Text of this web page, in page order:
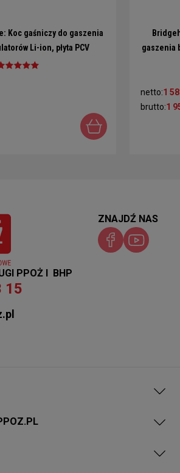
Koc gaśniczy do gaszenia
Li-ion, płyta PCV
15x15cm
gaszenia
netto:1
brutto:1
PPOŻ I BHP
15
ZNAJDŹ NAS